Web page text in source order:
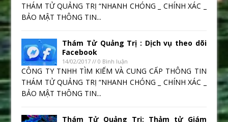
THÁM TỬ QUẢNG TRỊ “NHANH CHÓNG _ CHÍNH XÁC _
BẢO MẬT THÔNG TIN...
Thám Tử Quảng Trị : Dịch vụ theo dõi
Facebook
14/02/2017 // 0 Bình luận
CÔNG TY TNHH TÌM KIẾM VÀ CUNG CẤP THÔNG TIN
THÁM TỬ QUẢNG TRỊ “NHANH CHÓNG _ CHÍNH XÁC _
BẢO MẬT THÔNG TIN...
Thám Tử Quảng Trị: Thảm tử Giám